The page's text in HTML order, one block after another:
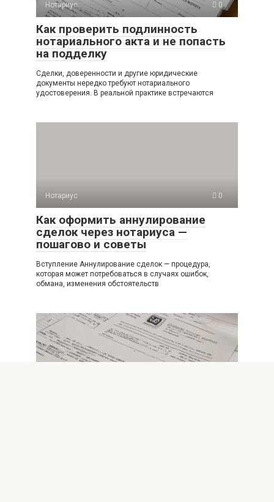
Нотариус 0
Как проверить подлинность
нотариального акта и не попасть
на подделку
Сделки, доверенности и другие юридические
документы нередко требуют нотариального
удостоверения. В реальной практике встречаются
Нотариус 0
Как оформить аннулирование
сделок через нотариуса —
пошагово и советы
Вступление Аннулирование сделок — процедура,
которая может потребоваться в случаях ошибок,
обмана, изменения обстоятельств